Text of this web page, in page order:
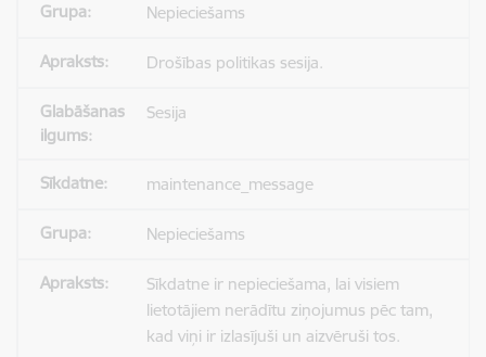
Nepieciešams
Drošības politikas sesija.
Sesija
maintenance_message
Nepieciešams
Sīkdatne ir nepieciešama, lai visiem
lietotājiem nerādītu ziņojumus pēc tam,
kad viņi ir izlasījuši un aizvēruši tos.